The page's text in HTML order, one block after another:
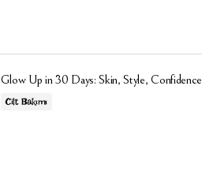
Glow Up in 30 Days: Skin, Style, Confidence
Cilt Bakımı